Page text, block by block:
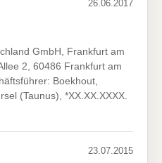
26.06.2017
GmbH, Frankfurt am
2, 60486 Frankfurt am
Boekhout,
(Taunus), *XX.XX.XXXX.
23.07.2015